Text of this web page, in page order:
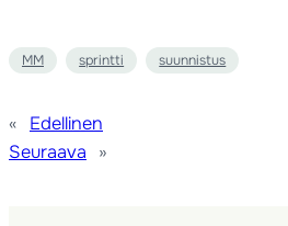
MM sprintti suunnistus
«
Edellinen
Seuraava
»